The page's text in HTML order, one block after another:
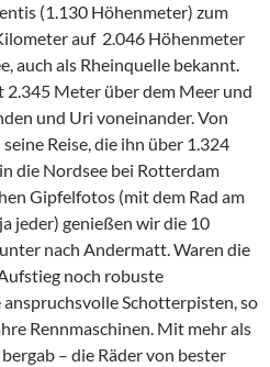
(1.130 Höhenmeter) zum
auf 2.046 Höhenmeter
auch als Rheinquelle bekannt.
2.345 Meter über dem Meer und
und Uri voneinander. Von
Reise, die ihn über 1.324
die Nordsee bei Rotterdam
Gipfelfotos (mit dem Rad am
jeder) genießen wir die 10
nach Andermatt. Waren die
noch robuste
anspruchsvolle Schotterpisten, so
Rennmaschinen. Mit mehr als
– die Räder von bester